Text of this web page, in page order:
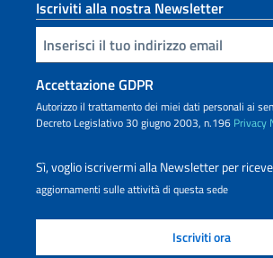
Iscriviti alla nostra Newsletter
Inserisci la tua email
Accettazione GDPR
Autorizzo il trattamento dei miei dati personali ai
Decreto Legislativo 30 giugno 2003, n.196 Privacy
Sì, voglio iscrivermi alla Newsletter per
aggiornamenti sulle attività di questa sede